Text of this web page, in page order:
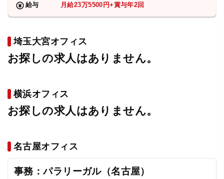
給与
月給23万5500円+賞与年2回
埼玉大宮オフィス
お探しの求人はありません。
横浜オフィス
お探しの求人はありません。
名古屋オフィス
事務：パラリーガル（名古屋）